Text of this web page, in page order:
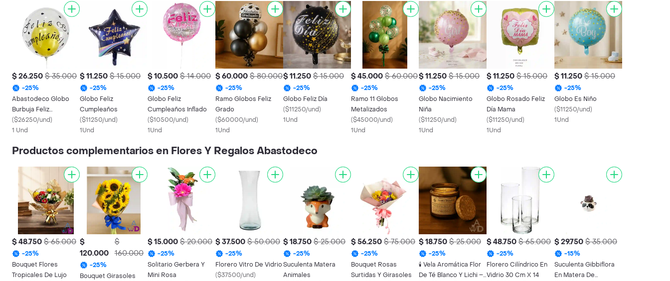
$ 26.250 $ 35.000
-25%
Abastodeco Globo
Burbuja Feliz
Cumpleaños
($26250/und)
1 Und
$ 11.250 $ 15.000
-25%
Globo Feliz
Cumpleaños
($11250/und)
1Und
$ 10.500 $ 14.000
-25%
Globo Feliz
Cumpleaños Inflado
($10500/und)
1Und
$ 60.000 $ 80.000
-25%
Ramo Globos Feliz
Grado
($60000/und)
1Und
$ 11.250 $ 15.000
-25%
Globo Feliz Día
($11250/und)
1Und
$ 45.000 $ 60.000
-25%
Ramo 11 Globos
Metalizados
($45000/und)
1Und
$ 11.250 $ 15.000
-25%
Globo Nacimiento
Niña
($11250/und)
1Und
$ 11.250 $ 15.000
-25%
Globo Rosado Feliz
Día Mama
($11250/und)
1Und
$ 11.250 $ 15.000
-25%
Globo Es Niño
($11250/und)
1Und
Productos complementarios en Flores Y Regalos Abastodeco
$ 48.750 $ 65.000
-25%
Bouquet Flores
Tropicales De Lujo
$
120.000
$
160.000
-25%
Bouquet Girasoles
$ 15.000 $ 20.000
-25%
Solitario Gerbera Y
Mini Rosa
$ 37.500 $ 50.000
-25%
Florero Vitro De Vidrio
($37500/und)
$ 18.750 $ 25.000
-25%
Suculenta Matera
Animales
$ 56.250 $ 75.000
-25%
Bouquet Rosas
Surtidas Y Girasoles
$ 18.750 $ 25.000
-25%
🕯️ Vela Aromática Flor
De Té Blanco Y Lichi –
$ 48.750 $ 65.000
-25%
Florero Cilíndrico En
Vidrio 30 Cm X 14
$ 29.750 $ 35.000
-15%
Suculenta Gibbiflora
En Matera De